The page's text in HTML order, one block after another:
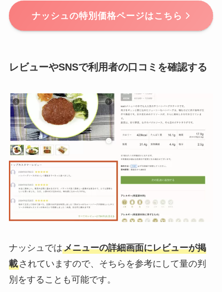
ナッシュの特別価格ページはこちら
レビューやSNSで利用者の口コミを確認する
ナッシュではメニューの詳細画面にレビューが掲
載されていますので、そちらを参考にして量の判
別をすることも可能です。